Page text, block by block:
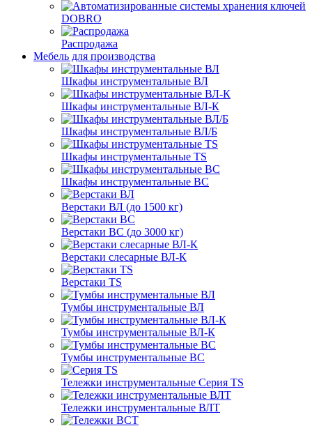
DOBRO
Распродажа
Мебель для производства
Шкафы инструментальные ВЛ
Шкафы инструментальные ВЛ-К
Шкафы инструментальные ВЛ/Б
Шкафы инструментальные TS
Шкафы инструментальные ВС
Верстаки ВЛ (до 1500 кг)
Верстаки ВС (до 3000 кг)
Верстаки слесарные ВЛ-К
Верстаки TS
Тумбы инструментальные ВЛ
Тумбы инструментальные ВЛ-К
Тумбы инструментальные ВС
Тележки инструментальные Серия TS
Тележки инструментальные ВЛТ